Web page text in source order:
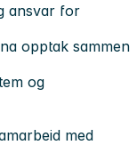
ansvar for
opptak sammen
og
med